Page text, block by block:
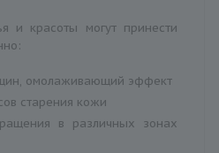
и красоты могут принести
омолаживающий эффект
старения кожи
в различных зонах